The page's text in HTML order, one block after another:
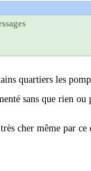
quartiers les
sans que rien
cher même par